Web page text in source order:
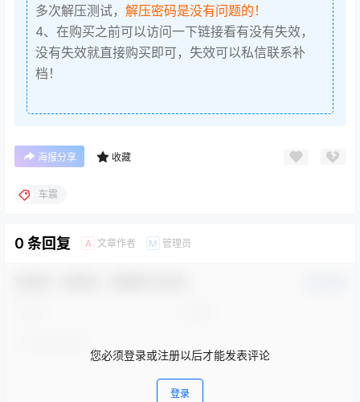
多次解压测试， 解压密码是没有问题的！
4、在购买之前可以访问一下链接看有没有失效，
没有失效就直接购买即可，失效可以私信联系补
档！
海报分享 收藏
车震
0 条回复 A 文章作者 M 管理员
您必须登录或注册以后才能发表评论
登录